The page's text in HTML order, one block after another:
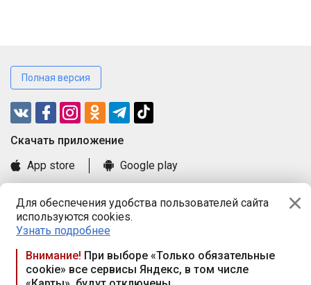
Для обеспечения удобства пользователей сайта
используются cookies.
Узнать подробнее
Внимание! При выборе «Только обязательные
cookie» все сервисы Яндекс, в том числе
Полная версия
Cкачать приложение
App store
Google play
Книга замечаний и предложений
Правила и документы
Praca.by © 2000—2026, ООО «ПРАЦА БАЙ»
Республика Беларусь, 220114, г. Минск, пр-т Независимости
117а, пом. № 9.